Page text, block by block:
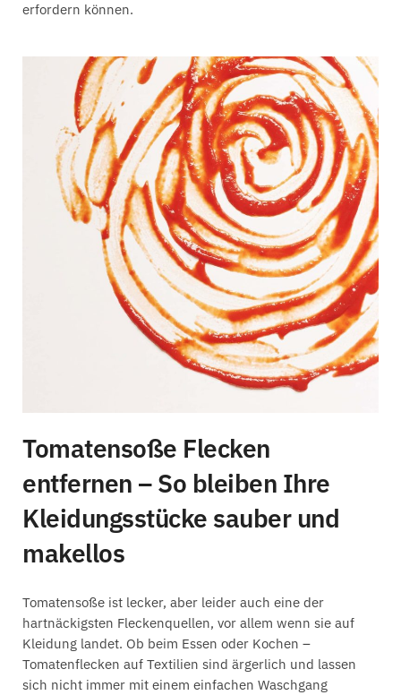
erfordern können.
Tomatensoße Flecken
entfernen – So bleiben Ihre
Kleidungsstücke sauber und
makellos
Tomatensoße ist lecker, aber leider auch eine der
hartnäckigsten Fleckenquellen, vor allem wenn sie auf
Kleidung landet. Ob beim Essen oder Kochen –
Tomatenflecken auf Textilien sind ärgerlich und lassen
sich nicht immer mit einem einfachen Waschgang